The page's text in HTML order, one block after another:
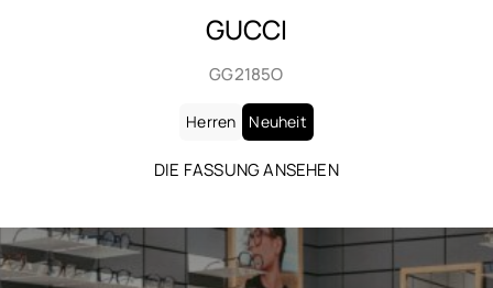
SAINT LAURENT
SL 906
Herren Neuheit
DIE FASSUNG ANSEHEN